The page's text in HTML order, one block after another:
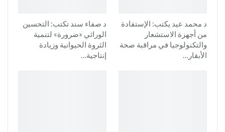
د محمد عيد يكتب: الإستفادة
من أجهزة الاستشعار
والتكنولوجيا في مراقبة صحة
الأبقار…
د صفاء سند تكتب: التحسين
الوراثي «ضرورة» لتنمية
الثروة الحيوانية وزيادة
إنتاجية…